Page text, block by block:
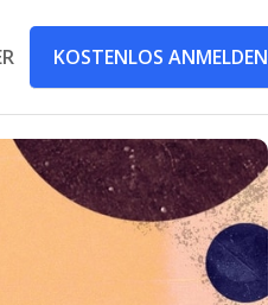
KOSTENLOS ANMELDEN